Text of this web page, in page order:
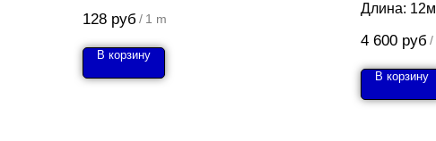
128 руб / 1 m
В корзину
Длина: 12м
4 600 руб /
В корзину